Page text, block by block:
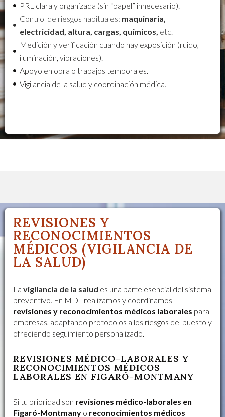
PRL clara y organizada (sin “papel” innecesario).
Control de riesgos habituales: maquinaria,
electricidad, altura, cargas, químicos, etc.
Medición y verificación cuando hay exposición (ruido,
iluminación, vibraciones).
Apoyo en obra o trabajos temporales.
Vigilancia de la salud y coordinación médica.
REVISIONES Y
RECONOCIMIENTOS
MÉDICOS (VIGILANCIA DE
LA SALUD)
La vigilancia de la salud es una parte esencial del sistema
preventivo. En MDT realizamos y coordinamos
revisiones y reconocimientos médicos laborales para
empresas, adaptando protocolos a los riesgos del puesto y
ofreciendo seguimiento personalizado.
REVISIONES MÉDICO-LABORALES Y
RECONOCIMIENTOS MÉDICOS
LABORALES EN FIGARÓ-MONTMANY
Si tu prioridad son revisiones médico-laborales en
Figaró-Montmany o reconocimientos médicos